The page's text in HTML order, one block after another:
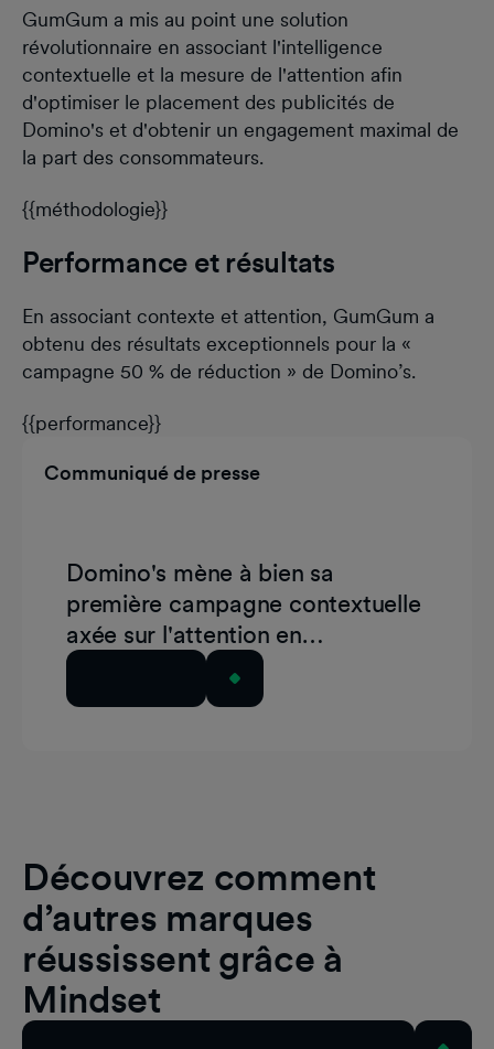
Communiqué de presse
Domino's mène à bien sa
première campagne contextuelle
axée sur l'attention en
collaboration avec GumGum et
Playground xyz
GumGum a mis au point une solution
révolutionnaire en associant l'intelligence
contextuelle et la mesure de l'attention afin
d'optimiser le placement des publicités de
Domino's et d'obtenir un engagement maximal de
la part des consommateurs.
{{méthodologie}}
Performance et résultats
En associant contexte et attention, GumGum a
obtenu des résultats exceptionnels pour la «
campagne 50 % de réduction » de Domino’s.
{{performance}}
Découvrez comment
d’autres marques
réussissent grâce à
Mindset